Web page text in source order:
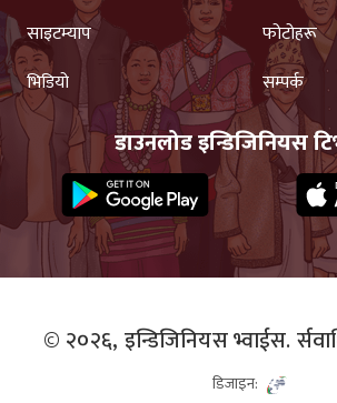
साइटम्याप
फोटोहरू
भिडियो
सम्पर्क
डाउनलोड इन्डिजिनियस
© २०२६, इन्डिजिनियस भ्वाईस.
डिजाइन: